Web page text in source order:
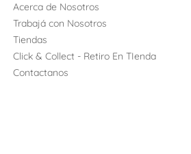
Acerca de Nosotros
Trabajá con Nosotros
Tiendas
Click & Collect - Retiro En TIenda
Contactanos